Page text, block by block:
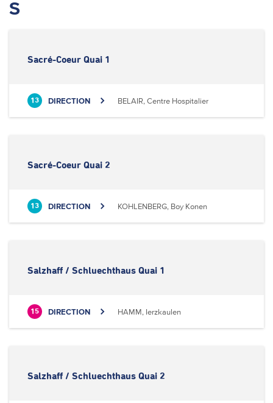
S
Sacré-Coeur Quai 1
13 DIRECTION BELAIR, Centre Hospitalier
Sacré-Coeur Quai 2
13 DIRECTION KOHLENBERG, Boy Konen
Salzhaff / Schluechthaus Quai 1
15 DIRECTION HAMM, Ierzkaulen
Salzhaff / Schluechthaus Quai 2